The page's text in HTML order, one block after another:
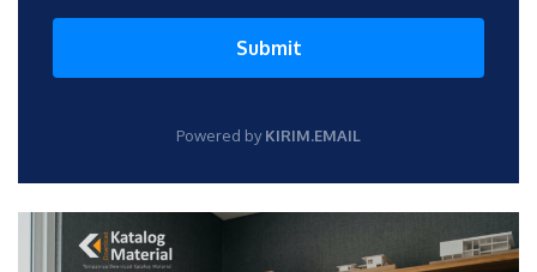
Submit
Powered byKIRIM.EMAIL